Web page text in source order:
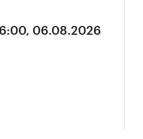
06.08.2026